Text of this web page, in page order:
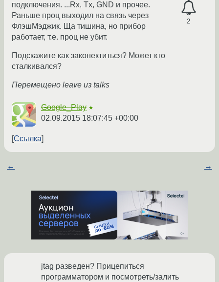
2
подключения. ...Rx, Tx, GND и прочее.
Раньше проц выходил на связь через
ФлэшМэджик. Ща тишина, но прибор
работает, т.е. проц не убит.
Подскажите как законектиться? Может кто
сталкивался?
Перемещено leave из talks
Google_Play ★
02.09.2015 18:07:45 +00:00
Ссылка
← →
jtag разведен? Прицепиться
программатором и посмотреть/залить